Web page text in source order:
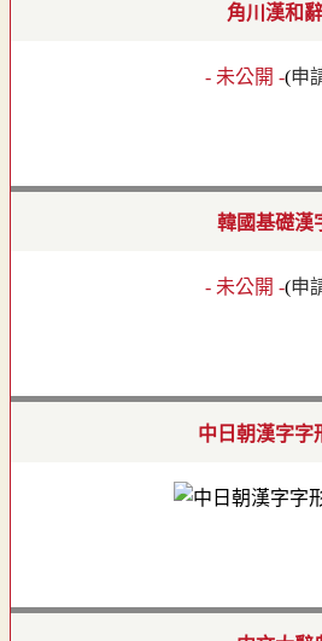
角川漢和
- 未公開 -(申
韓國基礎漢
- 未公開 -(申
中日朝漢字字